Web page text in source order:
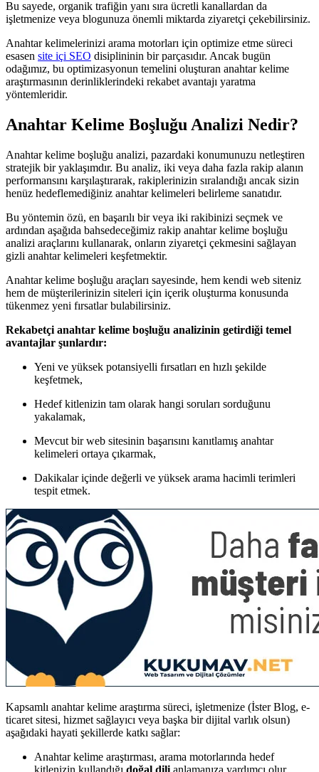
Bu sayede, organik trafiğin yanı sıra ücretli kanallardan da
işletmenize veya blogunuza önemli miktarda ziyaretçi çekebilirsiniz.
Anahtar kelimelerinizi arama motorları için optimize etme süreci
esasen site içi SEO disiplininin bir parçasıdır. Ancak bugün
odağımız, bu optimizasyonun temelini oluşturan anahtar kelime
araştırmasının derinliklerindeki rekabet avantajı yaratma
yöntemleridir.
Anahtar Kelime Boşluğu Analizi Nedir?
Anahtar kelime boşluğu analizi, pazardaki konumunuzu netleştiren
stratejik bir yaklaşımdır. Bu analiz, iki veya daha fazla rakip alanın
performansını karşılaştırarak, rakiplerinizin sıralandığı ancak sizin
henüz hedeflemediğiniz anahtar kelimeleri belirleme sanatıdır.
Bu yöntemin özü, en başarılı bir veya iki rakibinizi seçmek ve
ardından aşağıda bahsedeceğimiz rakip anahtar kelime boşluğu
analizi araçlarını kullanarak, onların ziyaretçi çekmesini sağlayan
gizli anahtar kelimeleri keşfetmektir.
Anahtar kelime boşluğu araçları sayesinde, hem kendi web siteniz
hem de müşterilerinizin siteleri için içerik oluşturma konusunda
tükenmez yeni fırsatlar bulabilirsiniz.
Rekabetçi anahtar kelime boşluğu analizinin getirdiği temel
avantajlar şunlardır:
Yeni ve yüksek potansiyelli fırsatları en hızlı şekilde
keşfetmek,
Hedef kitlenizin tam olarak hangi soruları sorduğunu
yakalamak,
Mevcut bir web sitesinin başarısını kanıtlamış anahtar
kelimeleri ortaya çıkarmak,
Dakikalar içinde değerli ve yüksek arama hacimli terimleri
tespit etmek.
Kapsamlı anahtar kelime araştırma süreci, işletmenize (İster Blog, e-
ticaret sitesi, hizmet sağlayıcı veya başka bir dijital varlık olsun)
aşağıdaki hayati şekillerde katkı sağlar:
Anahtar kelime araştırması, arama motorlarında hedef